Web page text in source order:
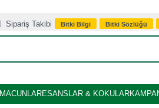
Bitki Sözlüğü
Bitki Bilgi
Sipariş Takibi
MACUNLARESANSLAR & KOKULAR